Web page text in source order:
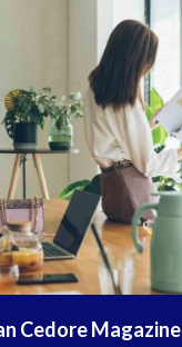
Cedore Magazine